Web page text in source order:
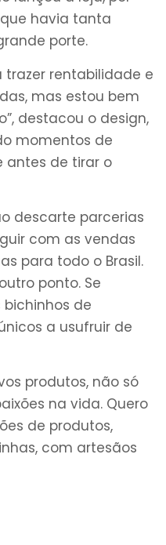
havia tanta
porte.
trazer rentabilidade e
mas estou bem
destacou o design,
momentos de
antes de tirar o
descarte parcerias
com as vendas
para todo o Brasil.
ponto. Se
de
a usufruir de
produtos, não só
na vida. Quero
de produtos,
com artesãos